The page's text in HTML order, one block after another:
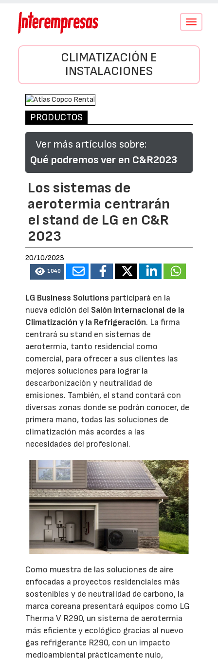
Conmutar
CLIMATIZACIÓN E
INSTALACIONES
PRODUCTOS
Ver más artículos sobre:
Qué podremos ver en C&R2023
Los sistemas de
aerotermia centrarán
el stand de LG en C&R
2023
20/10/2023
1040
LG Business Solutions participará en la
nueva edición del Salón Internacional de la
Climatización y la Refrigeración. La firma
centrará su stand en sistemas de
aerotermia, tanto residencial como
comercial, para ofrecer a sus clientes las
mejores soluciones para lograr la
descarbonización y neutralidad de
emisiones. También, el stand contará con
diversas zonas donde se podrán conocer, de
primera mano, todas las soluciones de
climatización más acordes a las
necesidades del profesional.
Como muestra de las soluciones de aire
enfocadas a proyectos residenciales más
sostenibles y de neutralidad de carbono, la
marca coreana presentará equipos como LG
Therma V R290, un sistema de aerotermia
más eficiente y ecológico gracias al nuevo
gas refrigerante R290, con un impacto
medioambiental prácticamente nulo,